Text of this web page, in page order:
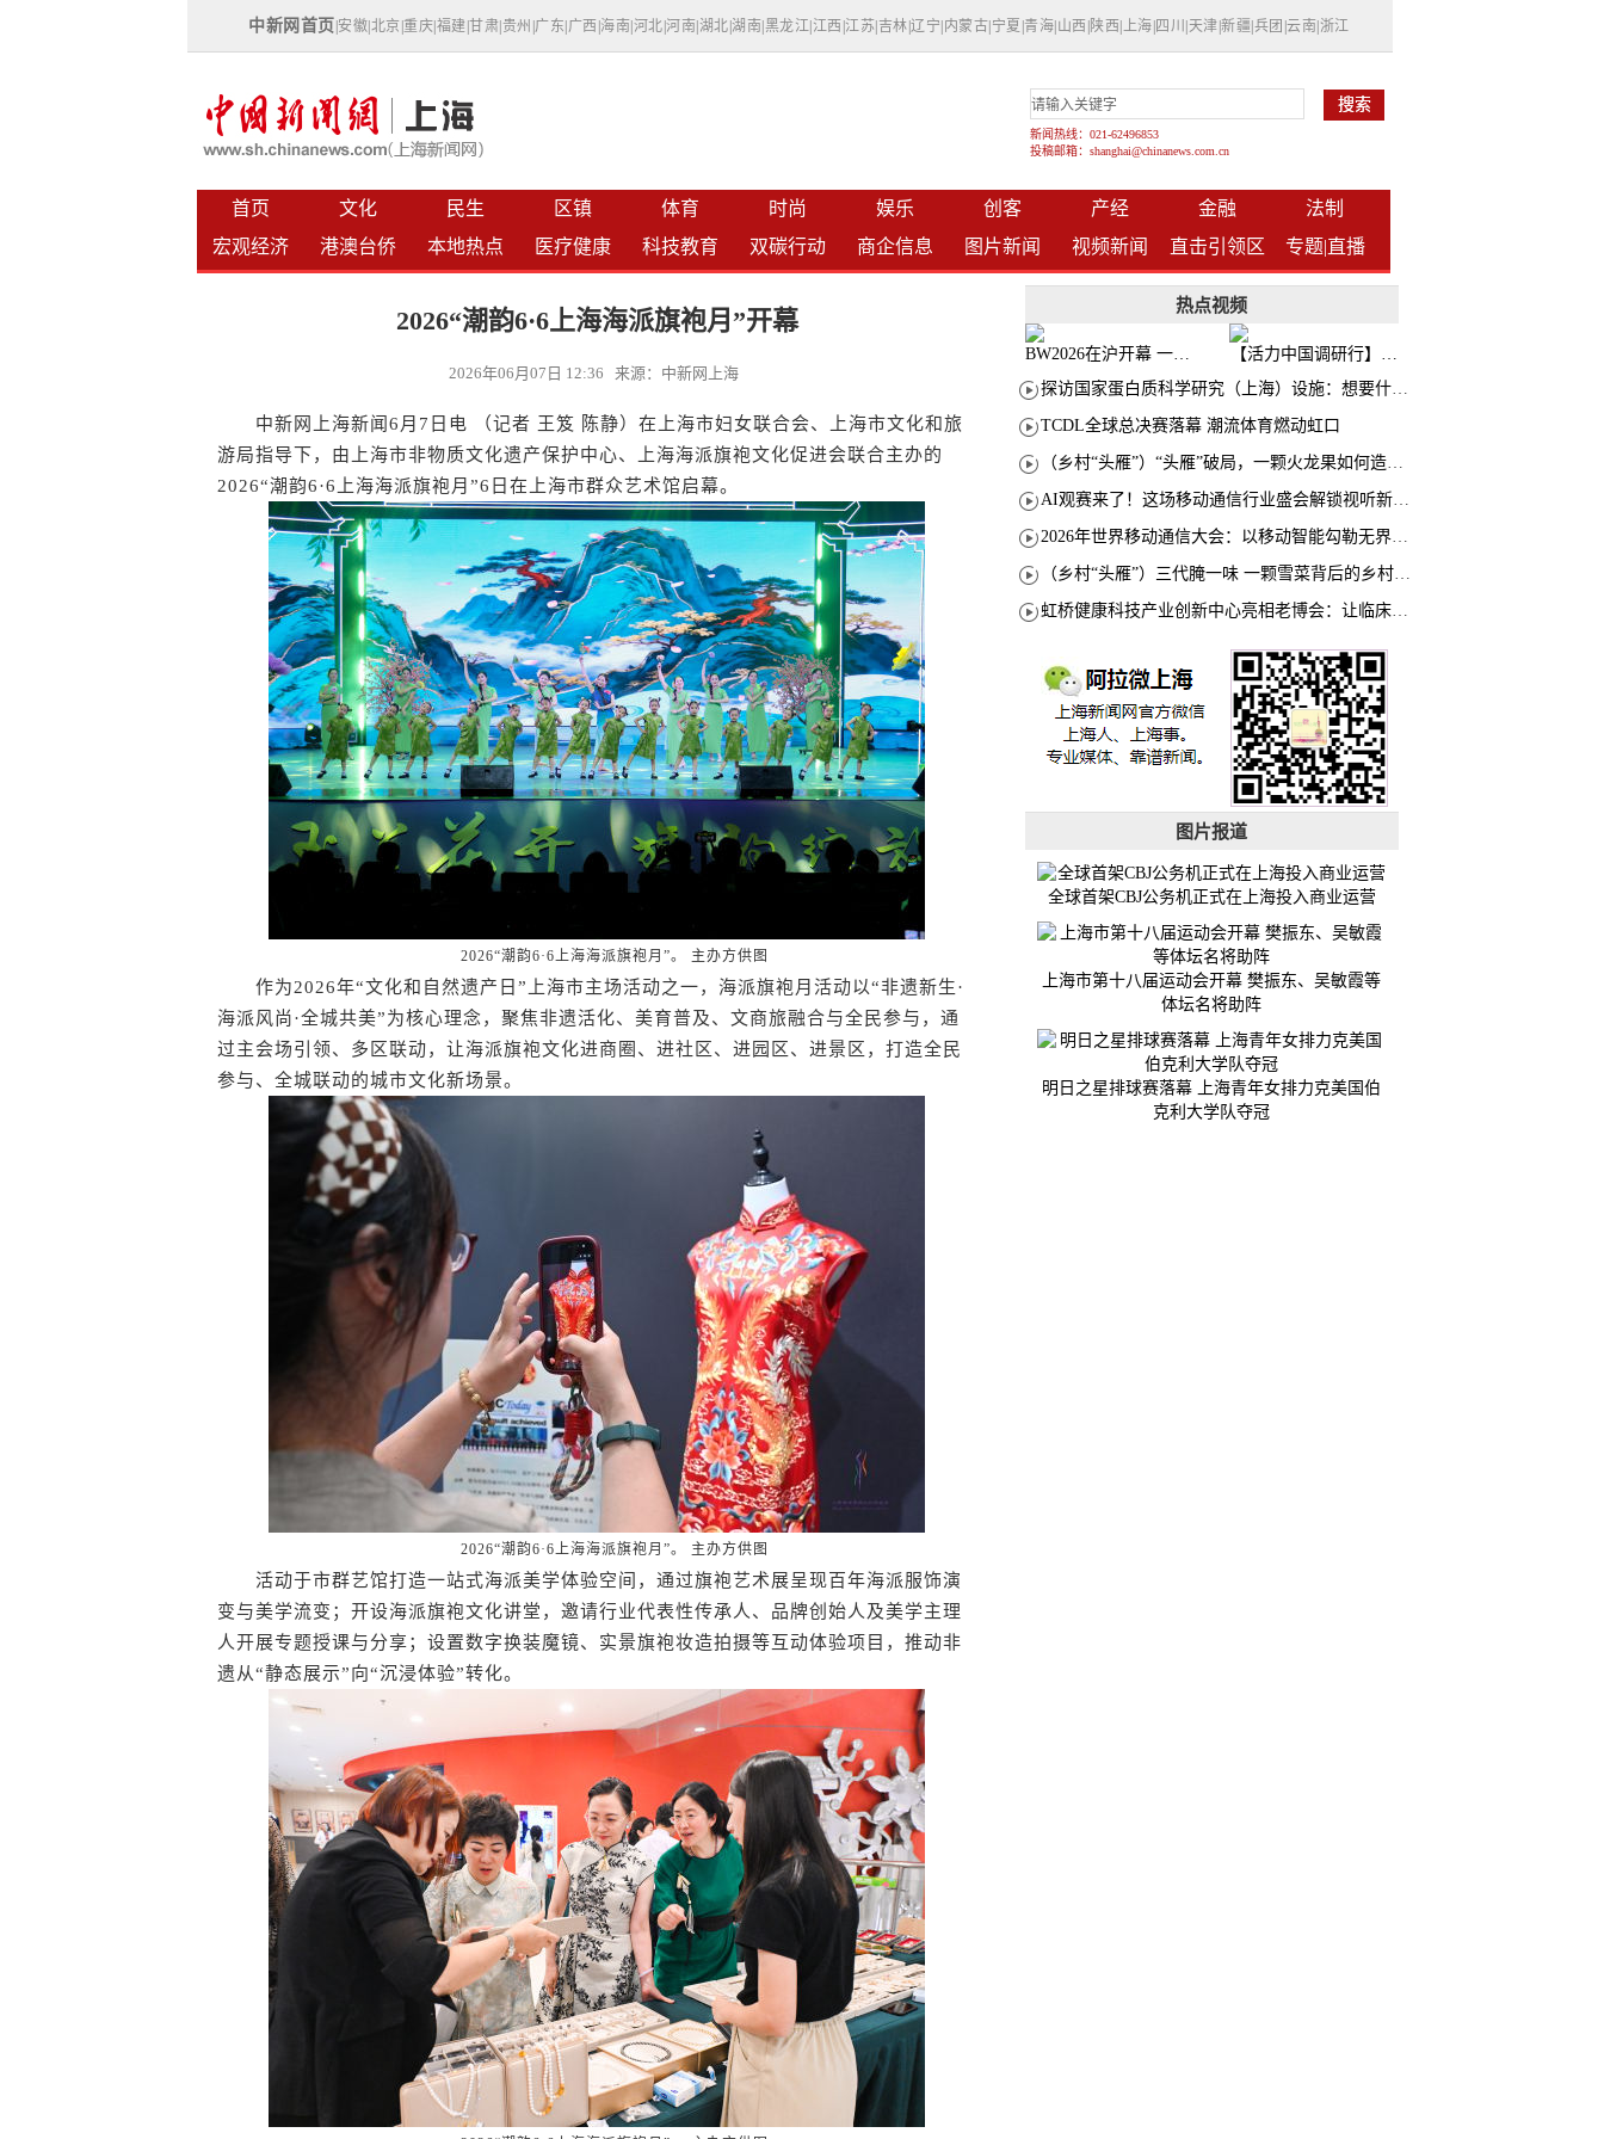
中新网首页 安徽 北京 |重庆 福建 |甘肃 贵州 广东 广西 海南 河北 |河南 湖北 |湖南 黑龙江 江西 江苏 吉林 |辽宁 内蒙古 宁夏 青海 山西 陕西 上海 四川 天津 |新疆 兵团 |云南 浙江
新闻热线：021-62496853
投稿邮箱：shanghai@chinanews.com.cn
首页 文化 民生 区镇 体育 时尚 娱乐 创客 产经 金融
法制
宏观经济
港澳台侨 本地热点 医疗健康 科技教育 双碳行动 商企信息 图片新闻 视频新闻 直击引领区 专题|直播
2026“潮韵6·6上海海派旗袍月”开幕
2026年06月07日 12:36 来源：中新网上海
中新网上海新闻6月7日电 （记者 王笈 陈静）在上海市妇女联合会、上海市文化和旅
游局指导下，由上海市非物质文化遗产保护中心、上海海派旗袍文化促进会联合主办的
2026“潮韵6·6上海海派旗袍月”6日在上海市群众艺术馆启幕。
2026“潮韵6·6上海海派旗袍月”。 主办方供图
作为2026年“文化和自然遗产日”上海市主场活动之一，海派旗袍月活动以“非遗新生·
海派风尚·全城共美”为核心理念，聚焦非遗活化、美育普及、文商旅融合与全民参与，通
过主会场引领、多区联动，让海派旗袍文化进商圈、进社区、进园区、进景区，打造全民
参与、全城联动的城市文化新场景。
2026“潮韵6·6上海海派旗袍月”。 主办方供图
活动于市群艺馆打造一站式海派美学体验空间，通过旗袍艺术展呈现百年海派服饰演
变与美学流变；开设海派旗袍文化讲堂，邀请行业代表性传承人、品牌创始人及美学主理
人开展专题授课与分享；设置数字换装魔镜、实景旗袍妆造拍摄等互动体验项目，推动非
遗从“静态展示”向“沉浸体验”转化。
热点视频
BW2026在沪开幕 一众次元品牌集中发布全新企划
【活力中国调研行】上海机器人研究院以技术标准撬动长三角智造协同
探访国家蛋白质科学研究（上海）设施：想要什么蛋白 AI直接设计合成
TCDL全球总决赛落幕 潮流体育燃动虹口
（乡村“头雁”）“头雁”破局，一颗火龙果如何造就沪上乡村特色产业化路径
AI观赛来了！这场移动通信行业盛会解锁视听新玩法
2026年世界移动通信大会：以移动智能勾勒无界普惠新愿景
（乡村“头雁”）三代腌一味 一颗雪菜背后的乡村致富经
虹桥健康科技产业创新中心亮相老博会：让临床“需求”定义银发经济新生态
图片报道
全球首架CBJ公务机正式在上海投入商业运营
上海市第十八届运动会开幕 樊振东、吴敏霞等
体坛名将助阵
明日之星排球赛落幕 上海青年女排力克美国伯
克利大学队夺冠